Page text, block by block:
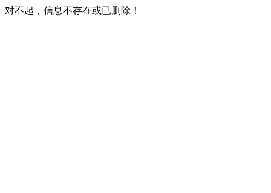
对不起，信息不存在或已删除！